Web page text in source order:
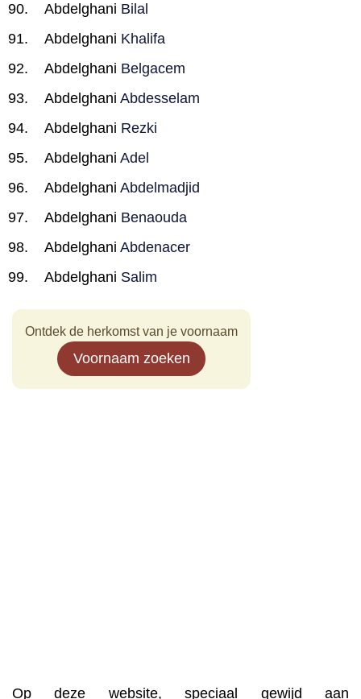
Abdelghani Bilal
Abdelghani Khalifa
Abdelghani Belgacem
Abdelghani Abdesselam
Abdelghani Rezki
Abdelghani Adel
Abdelghani Abdelmadjid
Abdelghani Benaouda
Abdelghani Abdenacer
Abdelghani Salim
Ontdek de herkomst van je voornaam
Voornaam zoeken
Op deze website, speciaal gewijd aan